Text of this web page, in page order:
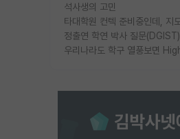
석사생의 고민
정출연 학연 박사 질문(DGIST)